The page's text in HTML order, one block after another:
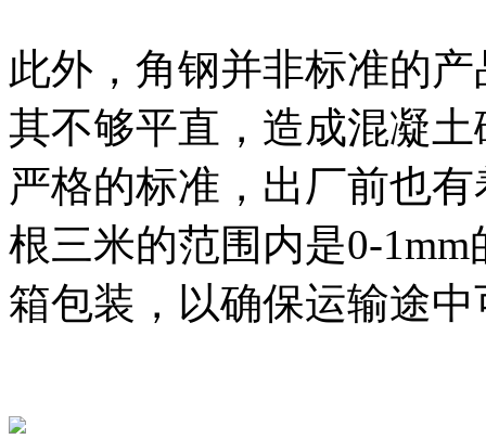
此外，角钢并非标准的
其不够平直，造成混凝
严格的标准，出厂前也
根三米的范围内是0-
箱包装，以确保运输途